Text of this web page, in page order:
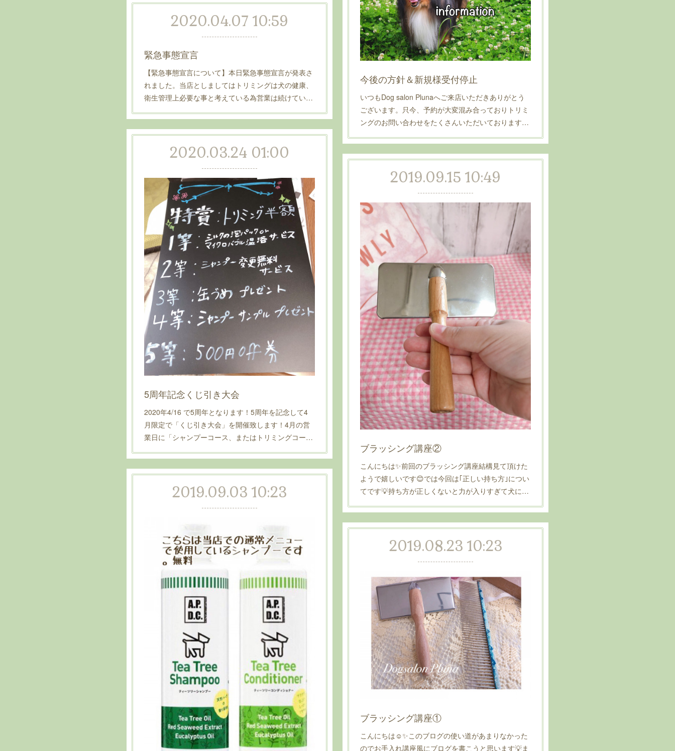
今後の方針＆新規様受付停止
いつもDog salon Plunaへご来店いただきありがとう
ございます。只今、予約が大変混み合っておりトリミ
ングのお問い合わせをたくさんいただいております…
2020.04.07 10:59
緊急事態宣言
【緊急事態宣言について】本日緊急事態宣言が発表さ
れました。当店としましてはトリミングは犬の健康、
衛生管理上必要な事と考えている為営業は続けてい…
2020.03.24 01:00
5周年記念くじ引き大会
2020年4/16 で5周年となります！5周年を記念して4
月限定で「くじ引き大会」を開催致します！4月の営
業日に「シャンプーコース、またはトリミングコー…
2019.09.15 10:49
ブラッシング講座②
こんにちは✨前回のブラッシング講座結構見て頂けた
ようで嬉しいです😊では今回は｢正しい持ち方｣につい
てです💡持ち方が正しくないと力が入りすぎて犬に…
2019.09.03 10:23
2019.08.23 10:23
ブラッシング講座①
こんにちは☺️✨このブログの使い道があまりなかった
のでお手入れ講座風にブログを書こうと思います💡ま